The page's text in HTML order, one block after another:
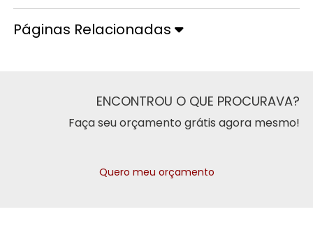
Páginas Relacionadas
ENCONTROU O QUE PROCURAVA?
Faça seu orçamento grátis agora mesmo!
Quero meu orçamento